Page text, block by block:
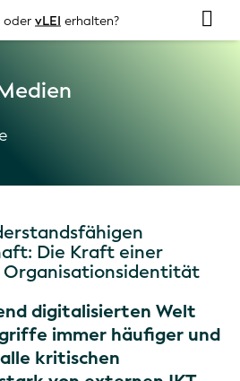
oder vLEI erhalten?
Die Kraft einer
digitalisierten Welt
immer häufiger und
kritischen